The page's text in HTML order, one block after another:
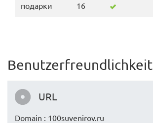
подарки 16
Benutzerfreundlichkeit
URL
Domain : 100suvenirov.ru